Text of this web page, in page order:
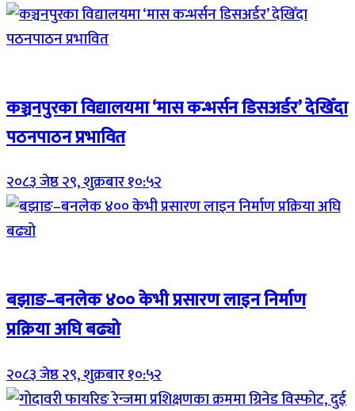
कञ्चनपुरका विद्यालयमा ‘मास कन्भर्सन डिसअर्डर’ देखिँदा
पठनपाठन प्रभावित
२०८३ जेष्ठ २९, शुक्रबार १०:५२
बझाङ–बनलेक ४०० केभी प्रसारण लाइन निर्माण
प्रक्रिया अघि बढ्यो
२०८३ जेष्ठ २९, शुक्रबार १०:५२